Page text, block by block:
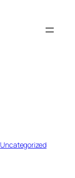
Uncategorized